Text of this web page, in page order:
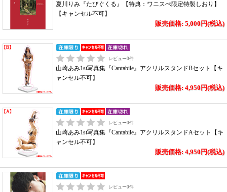
夏川りみ『たびぐくる』【特典：ワニスぺ限定特製しおり】
【キャンセル不可】
販売価格: 5,000円(税込)
レビュー0件
山崎あみ1st写真集『Cantabile』アクリルスタンドBセット【キ
ャンセル不可】
販売価格: 4,950円(税込)
レビュー0件
山崎あみ1st写真集『Cantabile』アクリルスタンドAセット【キ
ャンセル不可】
販売価格: 4,950円(税込)
レビュー0件